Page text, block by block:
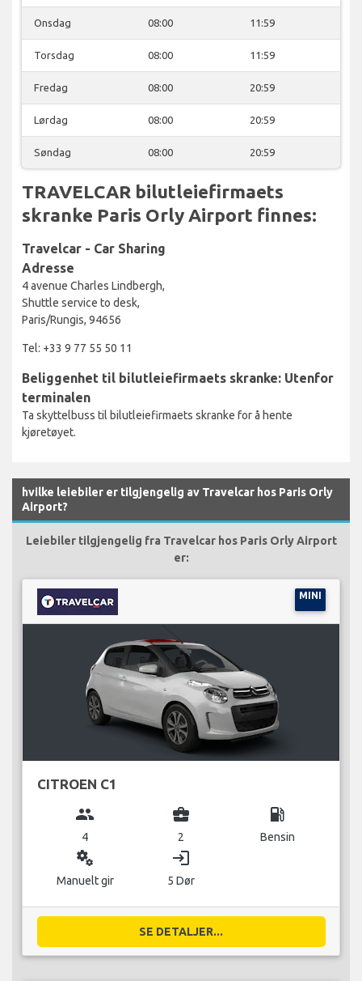
Onsdag 08:00 11:59
Torsdag 08:00 11:59
Fredag 08:00 20:59
Lørdag 08:00 20:59
Søndag 08:00 20:59
TRAVELCAR bilutleiefirmaets
skranke Paris Orly Airport finnes:
Travelcar - Car Sharing
Adresse
4 avenue Charles Lindbergh,
Shuttle service to desk,
Paris/Rungis, 94656
Tel: +33 9 77 55 50 11
Beliggenhet til bilutleiefirmaets skranke: Utenfor
terminalen
Ta skyttelbuss til bilutleiefirmaets skranke for å hente
kjøretøyet.
hvilke leiebiler er tilgjengelig av Travelcar hos Paris Orly
Airport?
Leiebiler tilgjengelig fra Travelcar hos Paris Orly Airport
er:
MINI
CITROEN C1
group
4
business_center
2
local_gas_station
Bensin
miscellaneous_services
Manuelt gir
login
5 Dør
SE DETALJER...